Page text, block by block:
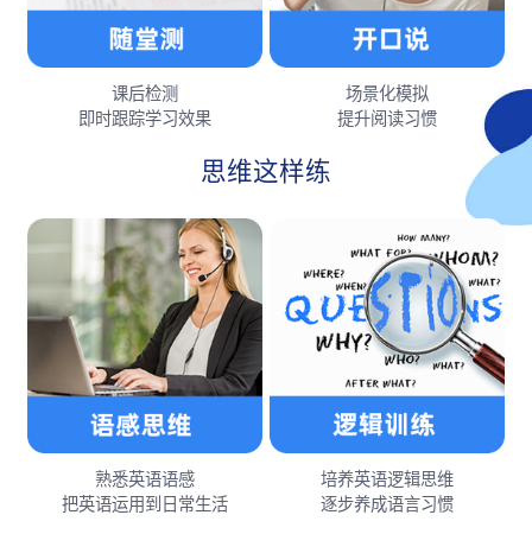
课后检测
即时跟踪学习效果
场景化模拟
提升阅读习惯
思维这样练
熟悉英语语感
把英语运用到日常生活
培养英语逻辑思维
逐步养成语言习惯